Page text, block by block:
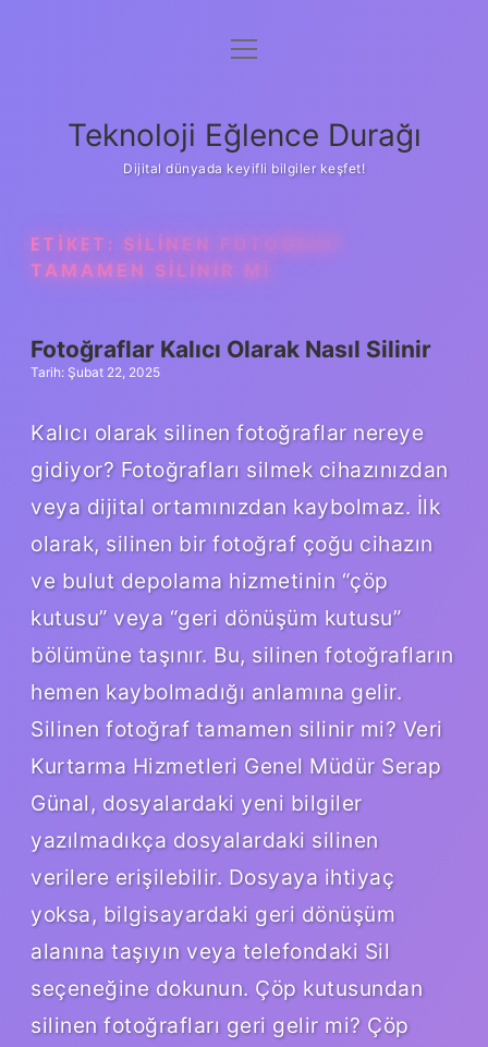
Anasayfa
Yasal Uyarı
menüyü
Teknoloji Eğlence Durağı
Dijital dünyada keyifli bilgiler keşfet!
ETIKET: SILINEN FOTOĞRAF
TAMAMEN SILINIR MI
Fotoğraflar Kalıcı Olarak Nasıl Silinir
Tarih: Şubat 22, 2025
Kalıcı olarak silinen fotoğraflar nereye
gidiyor? Fotoğrafları silmek cihazınızdan
veya dijital ortamınızdan kaybolmaz. İlk
olarak, silinen bir fotoğraf çoğu cihazın
ve bulut depolama hizmetinin “çöp
kutusu” veya “geri dönüşüm kutusu”
bölümüne taşınır. Bu, silinen fotoğrafların
hemen kaybolmadığı anlamına gelir.
Silinen fotoğraf tamamen silinir mi? Veri
Kurtarma Hizmetleri Genel Müdür Serap
Günal, dosyalardaki yeni bilgiler
yazılmadıkça dosyalardaki silinen
verilere erişilebilir. Dosyaya ihtiyaç
yoksa, bilgisayardaki geri dönüşüm
alanına taşıyın veya telefondaki Sil
seçeneğine dokunun. Çöp kutusundan
silinen fotoğrafları geri gelir mi? Çöp